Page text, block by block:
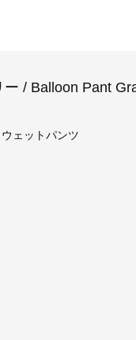
ー / Balloon Pant
ェットパンツ